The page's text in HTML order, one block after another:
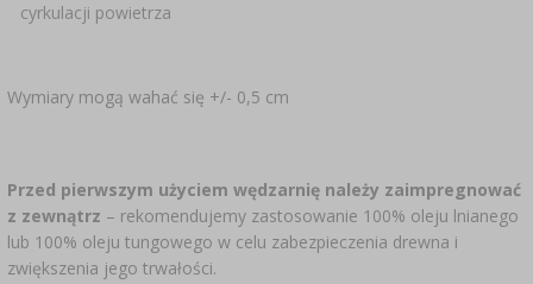
cyrkulacji powietrza
Wymiary mogą wahać się +/- 0,5 cm
Przed pierwszym użyciem wędzarnię należy zaimpregnować
z zewnątrz – rekomendujemy zastosowanie 100% oleju lnianego
lub 100% oleju tungowego w celu zabezpieczenia drewna i
zwiększenia jego trwałości.